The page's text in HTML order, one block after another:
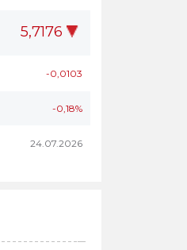
5,7176
-0,0103
-0,18%
24.07.2026